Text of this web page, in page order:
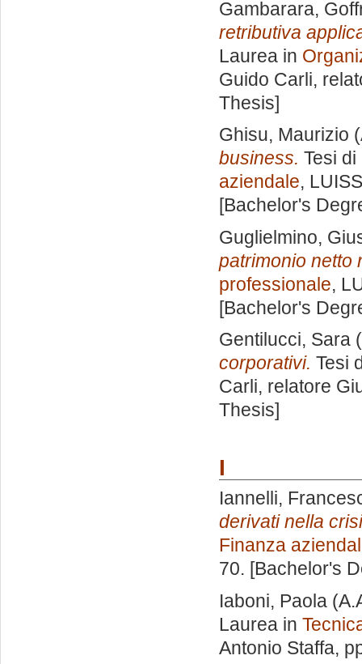
Gambarara,
retributiva
Laurea in
Guido Carli,
Thesis]
Ghisu, Maurizio
business. Tesi
aziendale,
[Bachelor's
Guglielmino,
patrimonio netto
professionale,
[Bachelor's
Gentilucci, Sara
corporativi. Tesi
Carli, relatore
Thesis]
I
Iannelli,
derivati nella
Finanza
70. [Bachelor's
Iaboni, Paola
Laurea in
Antonio Staffa,